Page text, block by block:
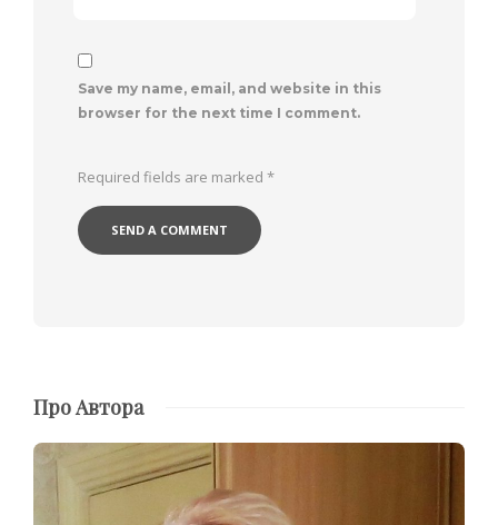
Save my name, email, and website in this
browser for the next time I comment.
Required fields are marked *
Про Автора